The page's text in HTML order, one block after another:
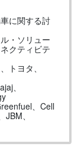
に関する討
・ソリュー
クティビテ
トヨタ、
、
、Cell
、